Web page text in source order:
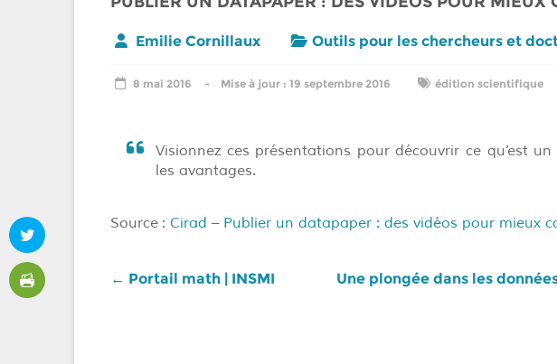
Emilie Cornillaux Outils pour les chercheurs et
8 mai 2016 19 septembre 2016 édition scientifique
Visionnez ces présentations pour découvrir ce qu’est
les avantages.
Source : Cirad – Publier un datapaper : des vidéos pour mieux
← Portail math | INSMI Une plongée dans les